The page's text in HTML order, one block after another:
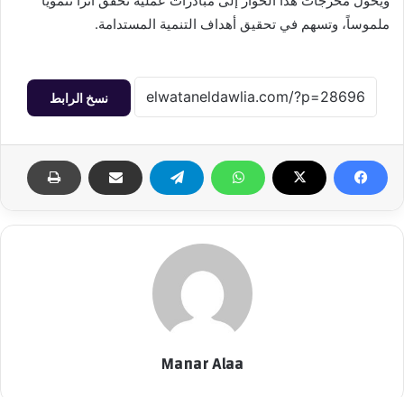
ملموساً، وتسهم في تحقيق أهداف التنمية المستدامة.
نسخ الرابط
Manar Alaa